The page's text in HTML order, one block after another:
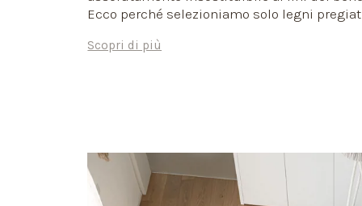
Ecco perché selezioniamo solo legni
complessivo, affinché tutto dia vita a una
Scopri di più